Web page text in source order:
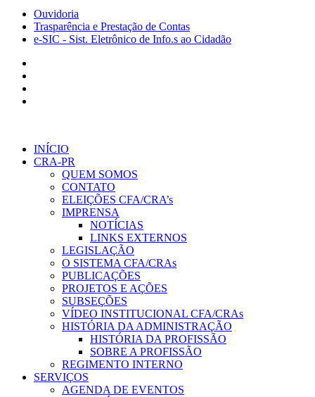
Ouvidoria
Trasparência e Prestação de Contas
e-SIC - Sist. Eletrônico de Info.s ao Cidadão
INÍCIO
CRA-PR
QUEM SOMOS
CONTATO
ELEIÇÕES CFA/CRA’s
IMPRENSA
NOTÍCIAS
LINKS EXTERNOS
LEGISLAÇÃO
O SISTEMA CFA/CRAs
PUBLICAÇÕES
PROJETOS E AÇÕES
SUBSEÇÕES
VÍDEO INSTITUCIONAL CFA/CRAs
HISTÓRIA DA ADMINISTRAÇÃO
HISTÓRIA DA PROFISSÃO
SOBRE A PROFISSÃO
REGIMENTO INTERNO
SERVIÇOS
AGENDA DE EVENTOS